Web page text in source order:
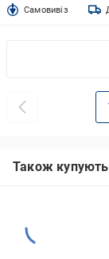
Cамовивіз
Також купують